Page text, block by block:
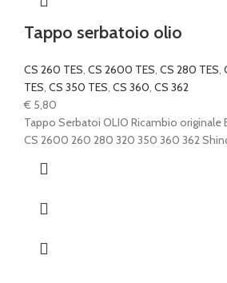
Tappo serbatoio olio
CS 260 TES, CS 2600 TES, CS 280 TES,
TES, CS 350 TES, CS 360, CS 362
€ 5,80
Tappo Serbatoi OLIO Ricambio originale
CS 2600 260 280 320 350 360 362